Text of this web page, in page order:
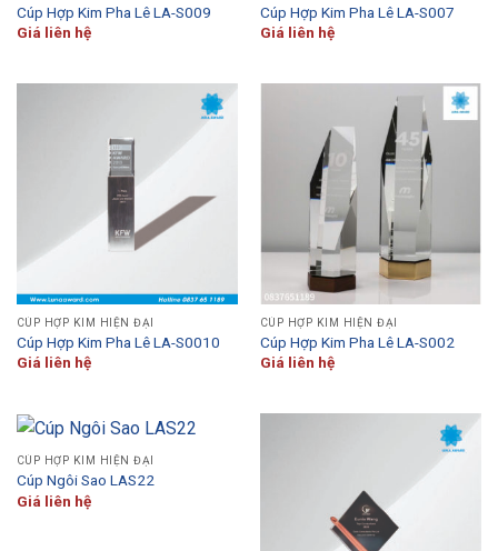
Cúp Hợp Kim Pha Lê LA-S009
Giá liên hệ
Cúp Hợp Kim Pha Lê LA-S007
Giá liên hệ
CÚP HỢP KIM HIỆN ĐẠI
Cúp Hợp Kim Pha Lê LA-S0010
Giá liên hệ
CÚP HỢP KIM HIỆN ĐẠI
Cúp Hợp Kim Pha Lê LA-S002
Giá liên hệ
CÚP HỢP KIM HIỆN ĐẠI
Cúp Ngôi Sao LAS22
Giá liên hệ